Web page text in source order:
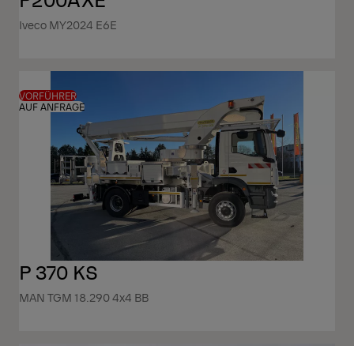
Iveco MY2024 E6E
VORFÜHRER
AUF ANFRAGE
P 370 KS
MAN TGM 18.290 4x4 BB